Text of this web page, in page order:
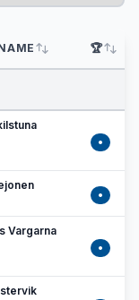
🏆
•
•
Vargarna
•